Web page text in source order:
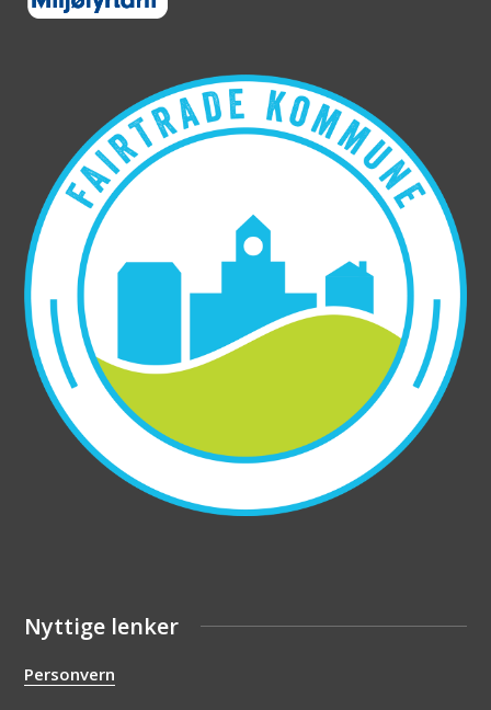
Nyttige lenker
Personvern